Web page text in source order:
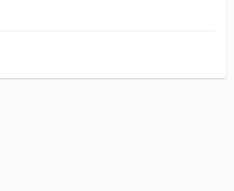
kantas av många galet roliga